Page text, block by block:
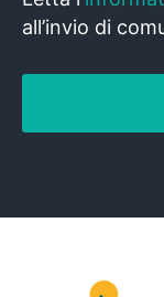
all’invio di